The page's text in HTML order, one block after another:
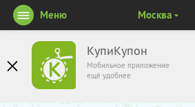
КупиКупон
Мобильное приложение
ещё удобнее
Меню Москва